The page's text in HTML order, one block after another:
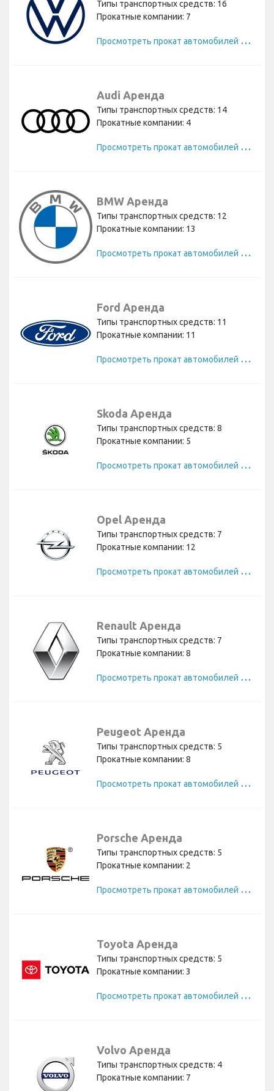
Типы транспортных средств: 16
Прокатные компании: 7
П
росмотреть прокат автомобилей Volkswagen
Audi Аренда
Типы транспортных средств: 14
Прокатные компании: 4
П
росмотреть прокат автомобилей Audi
BMW Аренда
Типы транспортных средств: 12
Прокатные компании: 13
П
росмотреть прокат автомобилей BMW
Ford Аренда
Типы транспортных средств: 11
Прокатные компании: 11
П
росмотреть прокат автомобилей Ford
Skoda Аренда
Типы транспортных средств: 8
Прокатные компании: 5
П
росмотреть прокат автомобилей Skoda
Opel Аренда
Типы транспортных средств: 7
Прокатные компании: 12
П
росмотреть прокат автомобилей Opel
Renault Аренда
Типы транспортных средств: 7
Прокатные компании: 8
П
росмотреть прокат автомобилей Renault
Peugeot Аренда
Типы транспортных средств: 5
Прокатные компании: 8
П
росмотреть прокат автомобилей Peugeot
Porsche Аренда
Типы транспортных средств: 5
Прокатные компании: 2
П
росмотреть прокат автомобилей Porsche
Toyota Аренда
Типы транспортных средств: 5
Прокатные компании: 3
П
росмотреть прокат автомобилей Toyota
Volvo Аренда
Типы транспортных средств: 4
Прокатные компании: 7